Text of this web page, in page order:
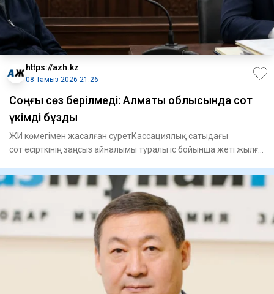
https://azh.kz
08 Тамыз 2026 21:26
​Соңғы сөз берілмеді: Алматы облысында сот
үкімді бұзды
ЖИ көмегімен жасалған суретКассациялық сатыдағы
сот есірткінің заңсыз айналымы туралы іс бойынша жеті жылға